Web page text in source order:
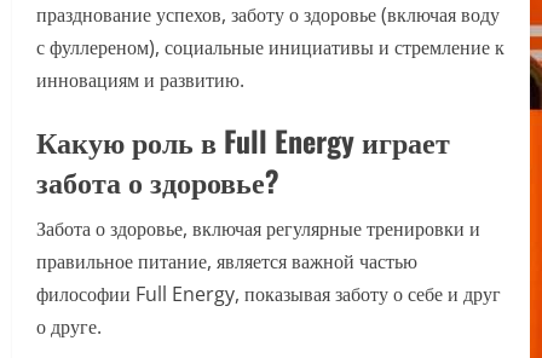
празднование успехов, заботу о здоровье (включая воду
с фуллереном), социальные инициативы и стремление к
инновациям и развитию.
Какую роль в Full Energy играет
забота о здоровье?
Забота о здоровье, включая регулярные тренировки и
правильное питание, является важной частью
философии Full Energy, показывая заботу о себе и друг
о друге.